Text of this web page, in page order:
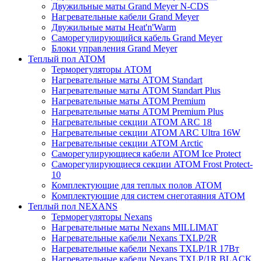
Двужильные маты Grand Meyer N-CDS
Нагревательные кабели Grand Meyer
Двужильные маты Heat'n'Warm
Саморегулирующийся кабель Grand Meyer
Блоки управления Grand Meyer
Теплый пол ATOM
Терморегуляторы АТОМ
Нагревательные маты АТОМ Standart
Нагревательные маты АТОМ Standart Plus
Нагревательные маты АТОМ Premium
Нагревательные маты АТОМ Premium Plus
Нагревательные секции АТОМ ARC 18
Нагревательные секции ATOM ARC Ultra 16W
Нагревательные секции АТОМ Arctic
Саморегулирующиеся кабели ATOM Ice Protect
Саморегулирующиеся секции ATOM Frost Protect-
10
Комплектующие для теплых полов ATOM
Комплектующие для систем снеготаяния ATOM
Теплый пол NEXANS
Терморегуляторы Nexans
Нагревательные маты Nexans MILLIMAT
Нагревательные кабели Nexans TXLP/2R
Нагревательные кабели Nexans TXLP/1R 17Вт
Нагревательные кабели Nexans TXLP/1R BLACK